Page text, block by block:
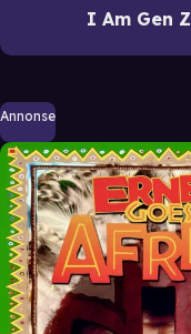
I Am Gen Z
Annonse